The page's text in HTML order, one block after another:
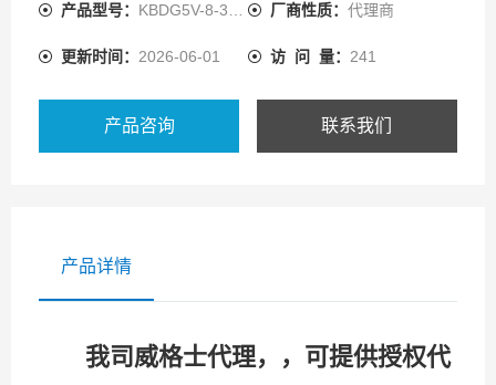
产品型号： KBDG5V-8-33C330N-T-M2-PE7 厂商性质： 代理商
更新时间： 2026-06-01 访 问 量： 241
产品咨询 联系我们
产品详情
我司威格士代理，，可提供授权代